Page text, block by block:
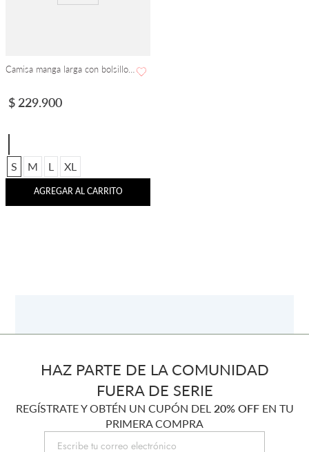
$ 229.900
S M L XL
AGREGAR AL CARRITO
HAZ PARTE DE LA COMUNIDAD
FUERA DE SERIE
REGÍSTRATE Y OBTÉN UN CUPÓN DEL 20% OFFEN TU
PRIMERA COMPRA